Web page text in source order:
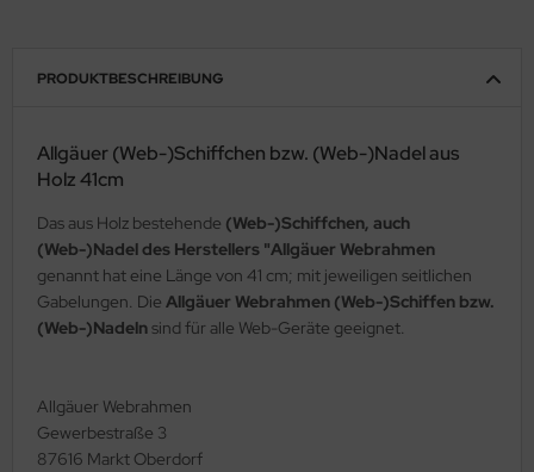
PRODUKTBESCHREIBUNG
Allgäuer (Web-)Schiffchen bzw. (Web-)Nadel aus
Holz 41cm
Das aus Holz bestehende (Web-)Schiffchen, auch
(Web-)Nadel des Herstellers "Allgäuer Webrahmen
genannt hat eine Länge von 41 cm; mit jeweiligen seitlichen
Gabelungen. Die Allgäuer Webrahmen (Web-)Schiffen bzw.
(Web-)Nadelnsind für alle Web-Geräte geeignet.
Allgäuer Webrahmen
Gewerbestraße 3
87616 Markt Oberdorf